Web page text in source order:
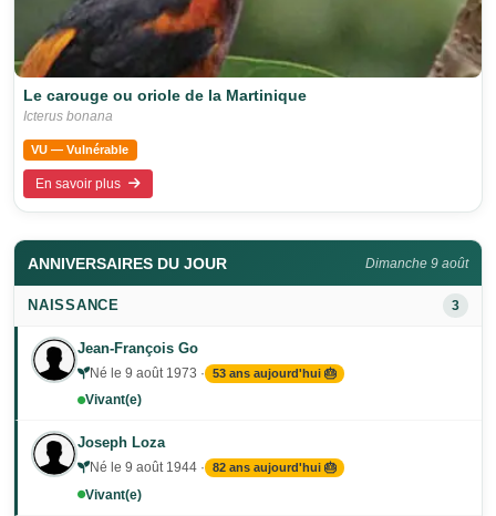
Le carouge ou oriole de la Martinique
Icterus bonana
VU — Vulnérable
En savoir plus
ANNIVERSAIRES DU JOUR Dimanche 9 août
NAISSANCE 3
Jean-François Go
Né le 9 août 1973 · 53 ans aujourd'hui 🎂
Vivant(e)
Joseph Loza
Né le 9 août 1944 · 82 ans aujourd'hui 🎂
Vivant(e)